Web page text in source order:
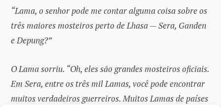
“Lama, o senhor pode me contar alguma coisa sobre os
três maiores mosteiros perto de Lhasa — Sera, Ganden
e Depung?”
O Lama sorriu. “Oh, eles são grandes mosteiros oficiais.
Em Sera, entre os três mil Lamas, você pode encontrar
muitos verdadeiros guerreiros. Muitos Lamas de países